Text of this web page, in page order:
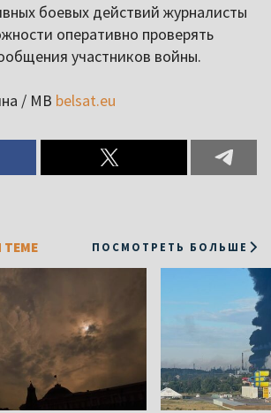
боевых действий журналисты
оперативно проверять
участников войны.
/ МВ belsat.eu
ТЕМЕ ПОСМОТРЕТЬ БОЛЬШЕ